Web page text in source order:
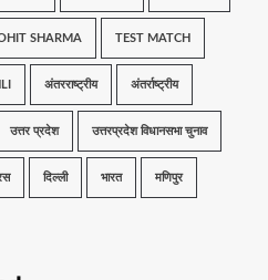
SHARMA TEST MATCH
अंतरराष्ट्रीय अंतर्राष्ट्रीय
उत्तर प्रदेश उत्तरप्रदेश विधानसभा चुनाव
दिल्ली भारत मणिपुर